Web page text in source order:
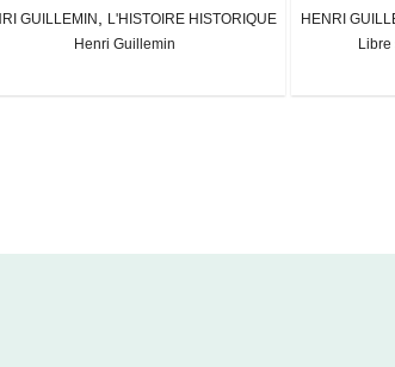
GUILLEMIN
L'HISTOIRE HISTORIQUE
Henri Guillemin
HENRI